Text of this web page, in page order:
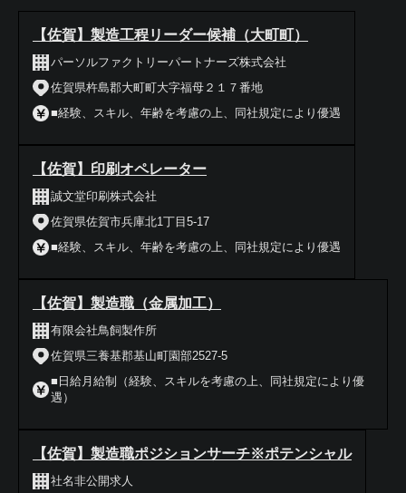
【佐賀】製造工程リーダー候補（大町町）
パーソルファクトリーパートナーズ株式会社
佐賀県杵島郡大町町大字福母２１７番地
■経験、スキル、年齢を考慮の上、同社規定により優遇
【佐賀】印刷オペレーター
誠文堂印刷株式会社
佐賀県佐賀市兵庫北1丁目5-17
■経験、スキル、年齢を考慮の上、同社規定により優遇
【佐賀】製造職（金属加工）
有限会社鳥飼製作所
佐賀県三養基郡基山町園部2527-5
■日給月給制（経験、スキルを考慮の上、同社規定により優
遇）
【佐賀】製造職ポジションサーチ※ポテンシャル
社名非公開求人